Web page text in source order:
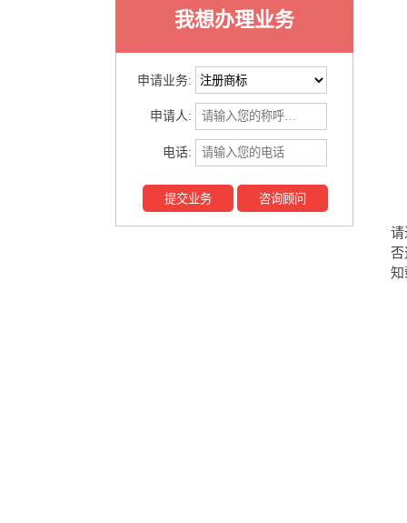
我想办理业务
申请业务:
申请人:
电话:
提交业务 咨询顾问
请
否
知